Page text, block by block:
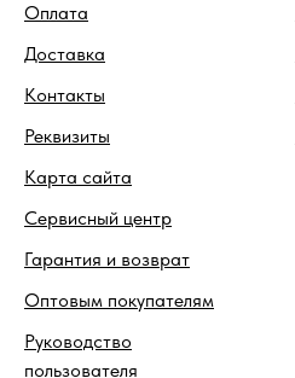
Оплата
Доставка
Контакты
Реквизиты
Карта сайта
Сервисный центр
Гарантия и возврат
Оптовым покупателям
Руководство
пользователя